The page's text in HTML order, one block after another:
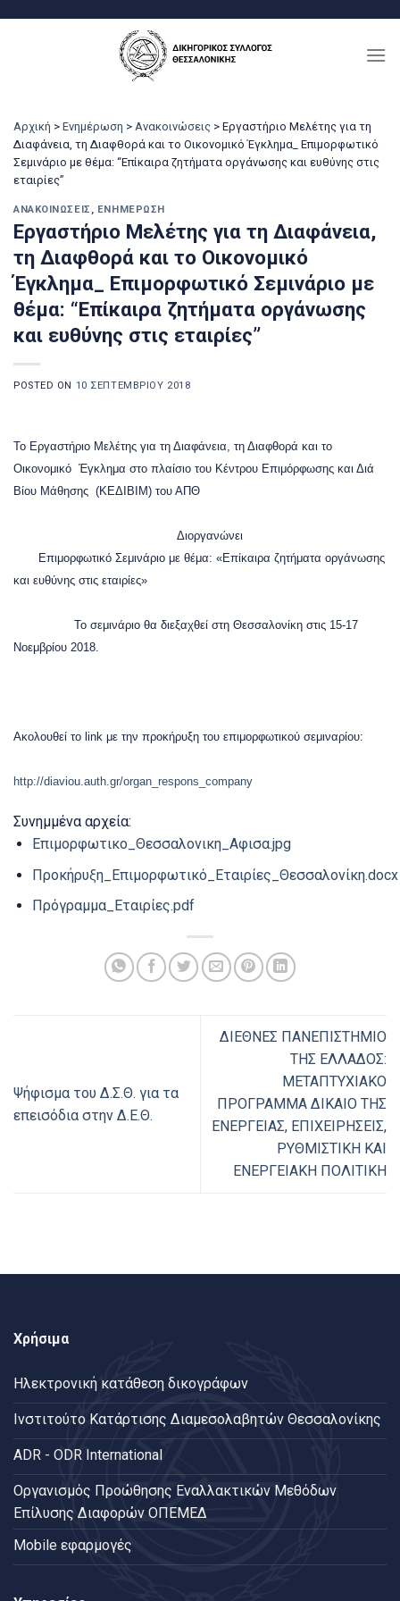
Αρχική > Ενημέρωση > Ανακοινώσεις > Εργαστήριο Μελέτης για τη
Διαφάνεια, τη Διαφθορά και το Οικονομικό Έγκλημα_ Επιμορφωτικό
Σεμινάριο με θέμα: “Επίκαιρα ζητήματα οργάνωσης και ευθύνης στις
εταιρίες”
ΑΝΑΚΟΙΝΏΣΕΙΣ , ΕΝΗΜΈΡΩΣΗ
Εργαστήριο Μελέτης για τη Διαφάνεια,
τη Διαφθορά και το Οικονομικό
Έγκλημα_ Επιμορφωτικό Σεμινάριο με
θέμα: “Επίκαιρα ζητήματα οργάνωσης
και ευθύνης στις εταιρίες”
POSTED ON 10 ΣΕΠΤΕΜΒΡΊΟΥ 2018
Το Εργαστήριο Μελέτης για τη Διαφάνεια, τη Διαφθορά και το
Οικονομικό Έγκλημα στο πλαίσιο του Κέντρου Επιμόρφωσης και Διά
Βίου Μάθησης (ΚΕΔΙΒΙΜ) του ΑΠΘ
Διοργανώνει
Επιμορφωτικό Σεμινάριο με θέμα: «Επίκαιρα ζητήματα οργάνωσης
και ευθύνης στις εταιρίες»
Το σεμινάριο θα διεξαχθεί στη Θεσσαλονίκη στις 15-17
Νοεμβρίου 2018.
Ακολουθεί το link με την προκήρυξη του επιμορφωτικού σεμιναρίου:
http://diaviou.auth.gr/organ_respons_company
Συνημμένα αρχεία:
Επιμορφωτικο_Θεσσαλονικη_Αφισα.jpg
Προκήρυξη_Επιμορφωτικό_Εταιρίες_Θεσσαλονίκη.docx
Πρόγραμμα_Εταιρίες.pdf
Ψήφισμα του Δ.Σ.Θ. για τα
επεισόδια στην Δ.Ε.Θ.
ΔΙΕΘΝΕΣ ΠΑΝΕΠΙΣΤΗΜΙΟ
ΤΗΣ ΕΛΛΑΔΟΣ:
ΜΕΤΑΠΤΥΧΙΑΚΟ
ΠΡΟΓΡΑΜΜΑ ΔΙΚΑΙΟ ΤΗΣ
ΕΝΕΡΓΕΙΑΣ, ΕΠΙΧΕΙΡΗΣΕΙΣ,
ΡΥΘΜΙΣΤΙΚΗ ΚΑΙ
ΕΝΕΡΓΕΙΑΚΗ ΠΟΛΙΤΙΚΗ
Χρήσιμα
Ηλεκτρονική κατάθεση δικογράφων
Ινστιτούτο Κατάρτισης Διαμεσολαβητών Θεσσαλονίκης
ADR - ODR International
Oργανισμός Προώθησης Εναλλακτικών Μεθόδων
Επίλυσης Διαφορών ΟΠΕΜΕΔ
Mobile εφαρμογές